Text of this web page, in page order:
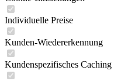
Individuelle Preise
Kunden-Wiedererkennung
Kundenspezifisches Caching